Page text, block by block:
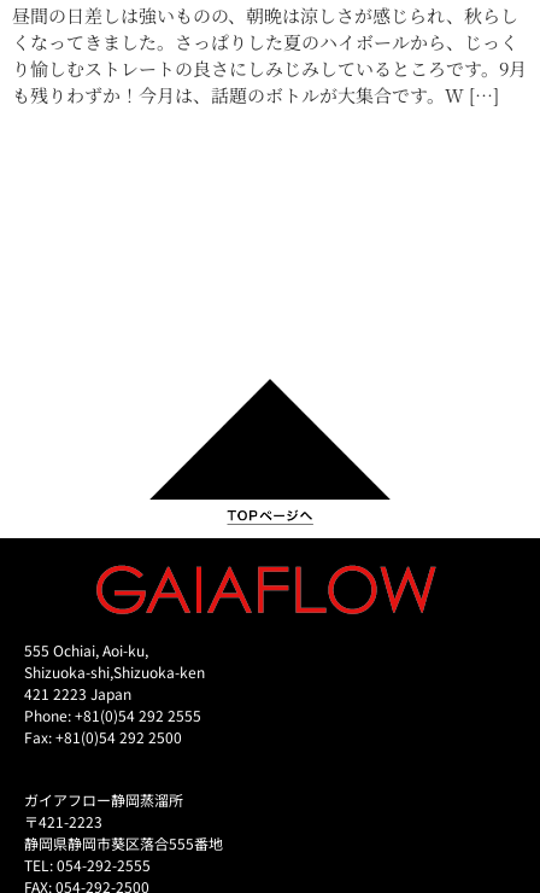
昼間の日差しは強いものの、朝晩は涼しさが感じられ、秋らし
くなってきました。さっぱりした夏のハイボールから、じっく
り愉しむストレートの良さにしみじみしているところです。9月
も残りわずか！今月は、話題のボトルが大集合です。W […]
555 Ochiai, Aoi-ku,
Shizuoka-shi,Shizuoka-ken
421 2223 Japan
Phone: +81(0)54 292 2555
Fax: +81(0)54 292 2500
ガイアフロー静岡蒸溜所
〒421-2223
静岡県静岡市葵区落合555番地
TEL: 054-292-2555
FAX: 054-292-2500